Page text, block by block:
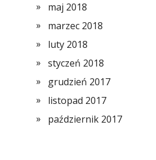
maj 2018
marzec 2018
luty 2018
styczeń 2018
grudzień 2017
listopad 2017
październik 2017